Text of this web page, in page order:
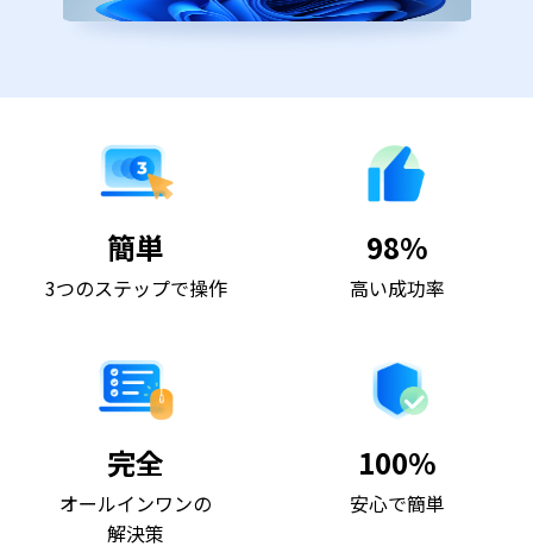
簡単
3つのステップで操作
98%
高い成功率
完全
オールインワンの
解決策
100%
安心で簡単